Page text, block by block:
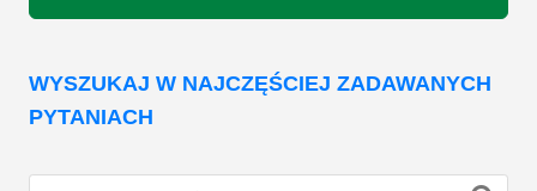
WYSZUKAJ W NAJCZĘŚCIEJ ZADAWANYCH
PYTANIACH